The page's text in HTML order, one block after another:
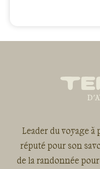
Leader du voyage à
réputé pour son
de la randonnée